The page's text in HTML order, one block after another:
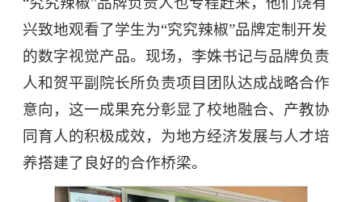
兴致地观看了学生为“究究辣椒”品牌定制开发
的数字视觉产品。现场，李姝书记与品牌负责
人和贺平副院长所负责项目团队达成战略合作
意向，这一成果充分彰显了校地融合、产教协
同育人的积极成效，为地方经济发展与人才培
养搭建了良好的合作桥梁。